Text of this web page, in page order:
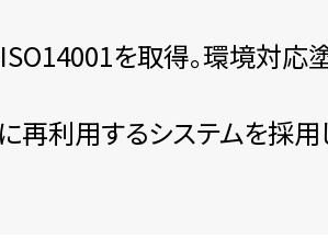
を取得。環境対応
再利用するシステムを採用